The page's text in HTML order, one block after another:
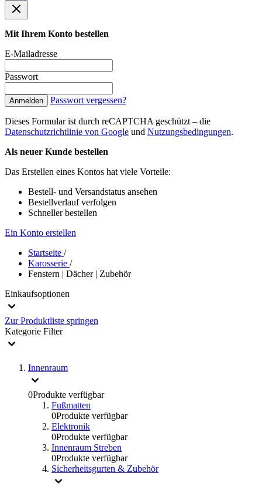
Mit Ihrem Konto bestellen
E-Mailadresse
Passwort
Anmelden Passwort vergessen?
Dieses Formular ist durch reCAPTCHA geschützt – die
Datenschutzrichtlinie von Google und Nutzungsbedingungen.
Als neuer Kunde bestellen
Das Erstellen eines Kontos hat viele Vorteile:
Bestell- und Versandstatus ansehen
Bestellverlauf verfolgen
Schneller bestellen
Ein Konto erstellen
Startseite /
Karosserie /
Fenstern | Dächer | Zubehör
Einkaufsoptionen
Zur Produktliste springen
Kategorie Filter
Innenraum
0Produkte verfügbar
Fußmatten
0Produkte verfügbar
Elektronik
0Produkte verfügbar
Innenraum Streben
0Produkte verfügbar
Sicherheitsgurten & Zubehör